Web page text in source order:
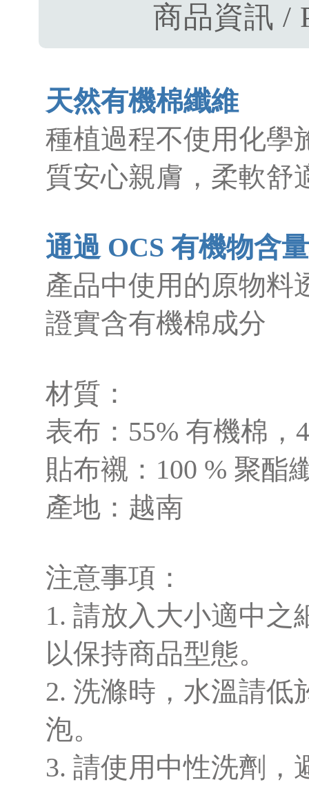
商品資訊 /
天然有機棉纖維
種植過程不使用化學
質安心親膚，柔軟舒
通過 OCS 有機物含
產品中使用的原物料
證實含有機棉成分
材質：
表布：55% 有機棉，
貼布襯：100 % 聚酯
產地：越南
注意事項：
1. 請放入大小適中之
以保持商品型態。
2. 洗滌時，水溫請低
泡。
3. 請使用中性洗劑，